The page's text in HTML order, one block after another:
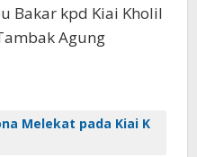
Bakar kpd Kiai Kholil
Agung
Melekat pada Kiai K